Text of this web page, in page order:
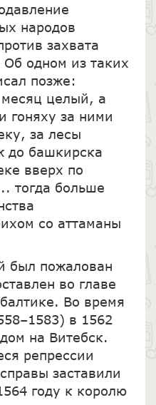
народов
захвата
одном из таких
позже:
целый, а
гоняху за ними
за лесы
до башкирска
вверх по
тогда больше
со аттаманы
был пожалован
во главе
Во время
в 1562
на Витебск.
репрессии
заставили
году к королю